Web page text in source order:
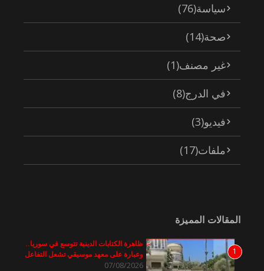
سياسة(76)
صحة(14)
غير مصنف(1)
في الدرج(8)
فيديو(3)
ملفات(17)
المقالات المميزة
1
ظاهرة الكتابات الدينية تتوسع في سوريا..
وعبارة على معهد موسيقي تشعل التفاعل
07/08/2026